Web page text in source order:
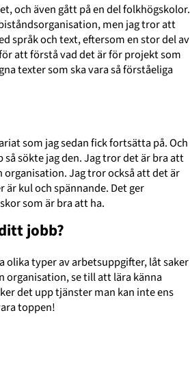
och även gått på en del folkhögskolor.
men jag tror att
språk och text, eftersom en stor del av
att förstå vad det är för projekt som
texter som ska vara så förståeliga
som jag sedan fick fortsätta på. Och
sökte jag den. Jag tror det är bra att
Jag tror också att det är
kul och spännande. Det ger
som är bra att ha.
jobb?
olika typer av arbetsuppgifter, låt saker
organisation, se till att lära känna
det upp tjänster man kan inte ens
toppen!